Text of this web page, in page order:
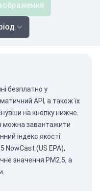
безплатно у
API , а також їх
на кнопку нижче.
можна завантажити
індекс якості
NowCast (US EPA),
значення PM2.5, а